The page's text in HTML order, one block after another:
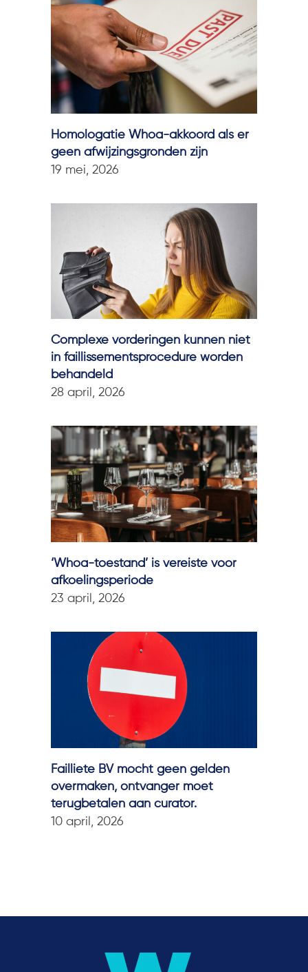
Homologatie Whoa-akkoord als er
geen afwijzingsgronden zijn
19 mei, 2026
Complexe vorderingen kunnen niet
in faillissementsprocedure worden
behandeld
28 april, 2026
‘Whoa-toestand’ is vereiste voor
afkoelingsperiode
23 april, 2026
Failliete BV mocht geen gelden
overmaken, ontvanger moet
terugbetalen aan curator.
10 april, 2026